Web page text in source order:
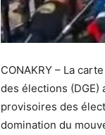
CONAKRY – La
des élections (DGE)
provisoires des
domination du